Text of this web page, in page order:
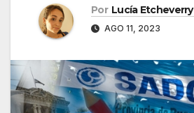
Por Lucía Etcheverry
AGO 11, 2023